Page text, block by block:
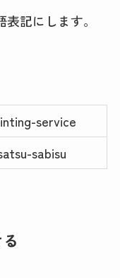
記にします。
service
sabisu